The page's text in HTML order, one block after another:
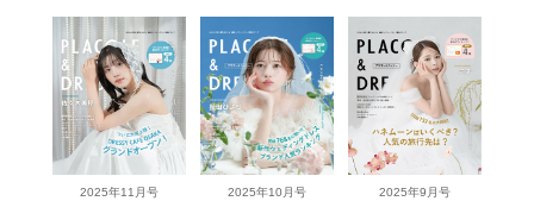
2025年11月号 2025年10月号 2025年9月号